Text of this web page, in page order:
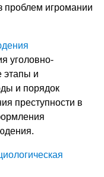
проблем игромании
уголовно-
этапы и
и порядок
преступности в